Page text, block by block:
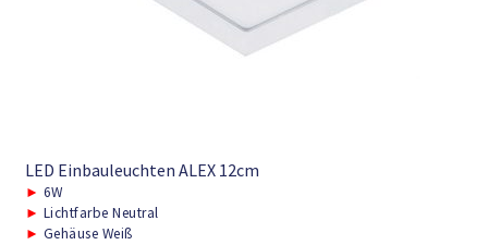
LED Einbauleuchten ALEX 12cm
► 6W
► Lichtfarbe Neutral
► Gehäuse Weiß